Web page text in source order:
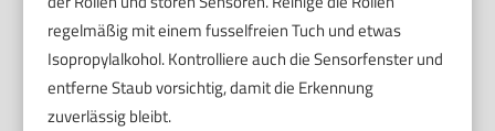
regelmäßig mit einem fusselfreien Tuch und etwas
Isopropylalkohol. Kontrolliere auch die Sensorfenster und
entferne Staub vorsichtig, damit die Erkennung
zuverlässig bleibt.